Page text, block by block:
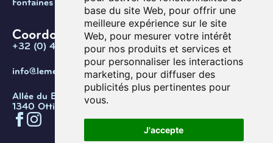
base du site Web, pour offrir une
meilleure expérience sur le site
Web, pour mesurer votre intérêt
pour nos produits et services et
pour personnaliser les interactions
marketing, pour diffuser des
publicités plus pertinentes pour
vous.
J'accepte
Coordonnées
+32 (0) 470 / 67.20.55
info@lemef.be
Allée du Bois des Rêves 1,
1340 Ottignies-Louvain-la-Neuve
Confidentialité